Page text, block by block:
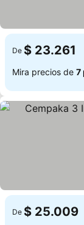
De $ 23.261
Mira precios de 7
De $ 25.009